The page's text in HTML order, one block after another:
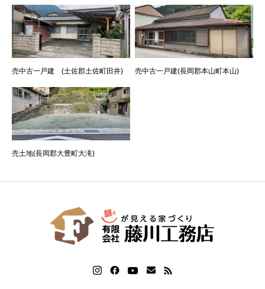
売中古一戸建 (土佐郡土佐町田井) 売中古一戸建(長岡郡本山町本山)
売土地(長岡郡大豊町大滝)